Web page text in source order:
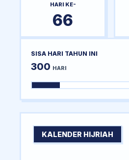
HARI KE-
66
SISA HARI TAHUN INI
300 HARI
KALENDER HIJRIAH